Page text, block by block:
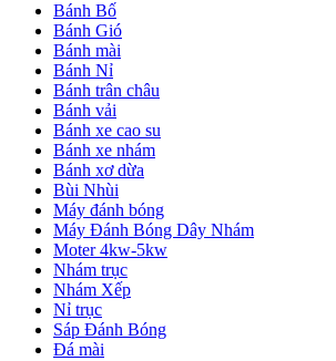
Bánh Bố
Bánh Gió
Bánh mài
Bánh Nỉ
Bánh trân châu
Bánh vải
Bánh xe cao su
Bánh xe nhám
Bánh xơ dừa
Bùi Nhùi
Máy đánh bóng
Máy Đánh Bóng Dây Nhám
Moter 4kw-5kw
Nhám trục
Nhám Xếp
Nỉ trục
Sáp Đánh Bóng
Đá mài